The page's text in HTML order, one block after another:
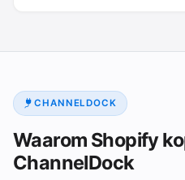
CHANNELDOCK
Waarom Shopify
ChannelDock